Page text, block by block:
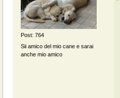
Post: 764
Sii amico del mio cane e sarai
anche mio amico